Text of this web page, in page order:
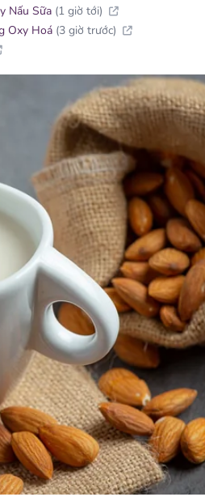
Nấu Sữa (1 giờ tới)
Oxy Hoá (3 giờ trước)